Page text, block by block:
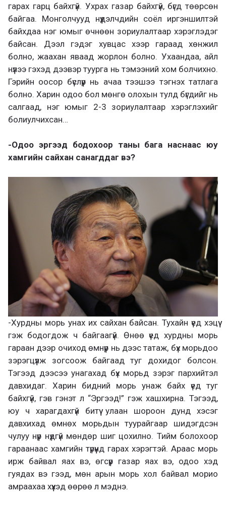
гарах гарц байхгүй. Ухрах газар байхгүй, бүгд төөрсөн
байгаа. Монголчууд нүүдэлчдийн соёл иргэншилтэй
байхдаа нэг юмыг өчнөөн зориулалтаар хэрэглэдэг
байсан. Дээл гэдэг хувцас хээр гараад хөнжил
болно, жаахан яваад жорлон болно. Ухаандаа, айл
нүүлээ гэхэд дээвэр туурга нь тэмээний хом болчихно.
Гэрийн оосор бүслүүр нь ачаа тээшээ тэгнэх татлага
болно. Харин одоо бол мөнгө олохын тулд бүгдийг нь
салгаад, нэг юмыг 2-3 зориулалтаар хэрэглэхийг
болиулчихсан…
-Одоо эргээд бодохоор таны бага наснаас юу
хамгийн сайхан санагддаг вэ?
-Хурдны морь унах их сайхан байсан. Тухайн үед хэцүү
гэж бодогдож ч байгаагүй. Өнөө үед хурдны морь
гараан дээр очиход өмнүүр нь дээс татаж, бүх морьдоо
зэрэгцүүлж зогсоож байгаад туг дохидог болсон.
Тэгээд дээсээ унагахад бүх морьд зэрэг пархийтэл
давхидаг. Харин бидний морь унаж байх үед туг
байхгүй, гэв гэнэт л “Эргээд!” гэж хашхирна. Тэгээд,
юу ч харагдахгүй битүү улаан шороон дунд хэсэг
давхихад өмнөх морьдын туурайгаар шидэгдсэн
чулуу нүүр нүдгүй мөндөр шиг цохилно. Тийм болохоор
гараанаас хамгийн түрүүнд гарах хэрэгтэй. Араас морь
ирж байвал яах вэ, өгсүүр газар яах вэ, одоо хэд
гуядах вэ гээд, мөн арын морь хол байвал морио
амраахаа хүүхэд өөрөө л мэднэ.